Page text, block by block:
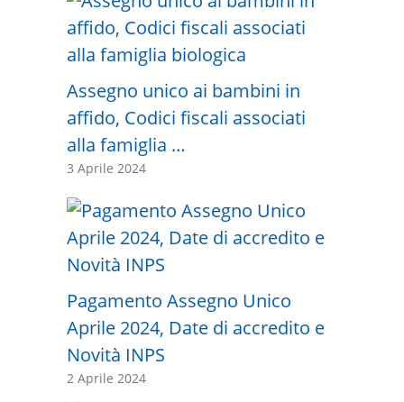
Assegno unico ai bambini in
affido, Codici fiscali associati
alla famiglia …
3 Aprile 2024
Pagamento Assegno Unico
Aprile 2024, Date di accredito e
Novità INPS
2 Aprile 2024